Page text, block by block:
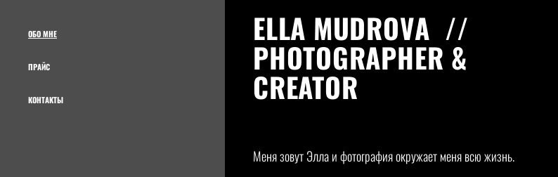
ОБО МНЕ
ПРАЙС
КОНТАКТЫ
ELLA MUDROVA //
PHOTOGRAPHER &
CREATOR
Меня зовут Элла и фотография окружает меня всю жизнь.